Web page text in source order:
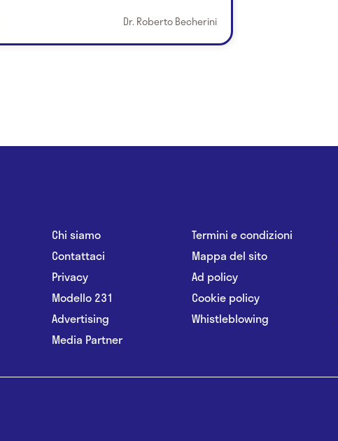
Dr. Roberto Becherini
Chi siamo
Contattaci
Privacy
Modello 231
Advertising
Media Partner
Termini e condizioni
Mappa del sito
Ad policy
Cookie policy
Whistleblowing